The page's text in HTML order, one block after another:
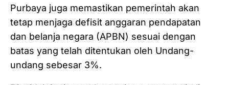
Purbaya juga memastikan pemerintah akan
tetap menjaga defisit anggaran pendapatan
dan belanja negara (APBN) sesuai dengan
batas yang telah ditentukan oleh Undang-
undang sebesar 3%.